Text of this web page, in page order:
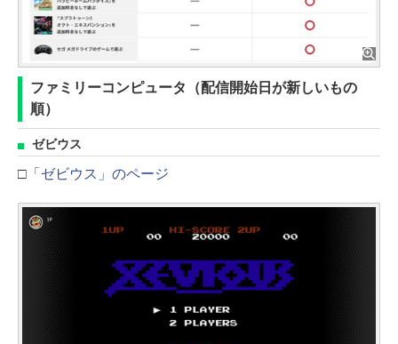
ファミリーコンピュータ（配信開始日が新しいもの
順）
ゼビウス
□ 「ゼビウス」のページ